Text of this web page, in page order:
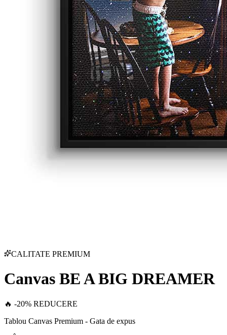
CALITATE PREMIUM
Canvas BE A BIG DREAMER
🔥 -20% REDUCERE
Tablou Canvas Premium - Gata de expus